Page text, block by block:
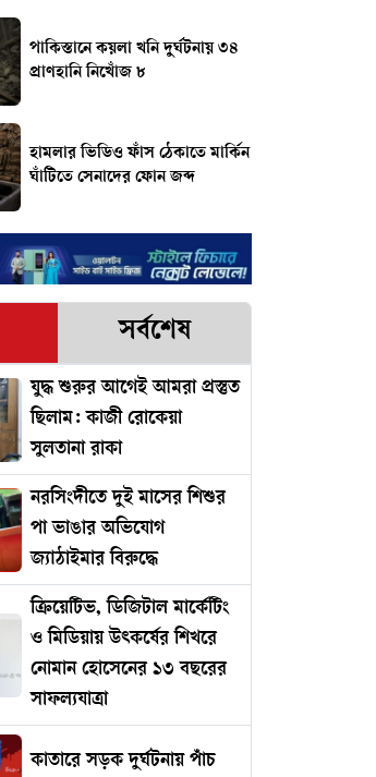
পাকিস্তানে কয়লা খনি দুর্ঘটনায় ৩৪
প্রাণহানি নিখোঁজ ৮
হামলার ভিডিও ফাঁস ঠেকাতে মার্কিন
ঘাঁটিতে সেনাদের ফোন জব্দ
সর্বশেষ
যুদ্ধ শুরুর আগেই আমরা প্রস্তুত
ছিলাম: কাজী রোকেয়া
সুলতানা রাকা
নরসিংদীতে দুই মাসের শিশুর
পা ভাঙার অভিযোগ
জ্যাঠাইমার বিরুদ্ধে
ক্রিয়েটিভ, ডিজিটাল মার্কেটিং
ও মিডিয়ায় উৎকর্ষের শিখরে
নোমান হোসেনের ১৩ বছরের
সাফল্যযাত্রা
কাতারে সড়ক দুর্ঘটনায় পাঁচ